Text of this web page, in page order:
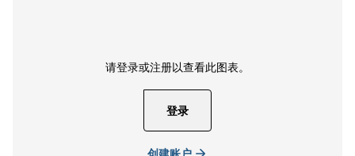
请登录或注册以查看此图表。
登录